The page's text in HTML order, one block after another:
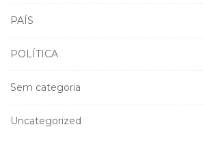
PAÍS
POLÍTICA
Sem categoria
Uncategorized